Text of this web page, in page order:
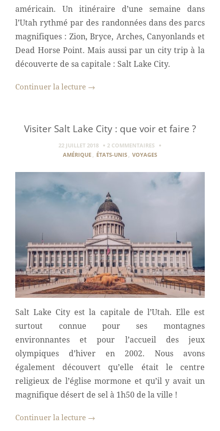
américain. Un itinéraire d’une semaine dans
l’Utah rythmé par des randonnées dans des parcs
magnifiques : Zion, Bryce, Arches, Canyonlands et
Dead Horse Point. Mais aussi par un city trip à la
découverte de sa capitale : Salt Lake City.
Continuer la lecture →
Visiter Salt Lake City : que voir et faire ?
22 JUILLET 2018
2 COMMENTAIRES
AMÉRIQUE , ÉTATS-UNIS , VOYAGES
Salt Lake City est la capitale de l’Utah. Elle est
surtout connue pour ses montagnes
environnantes et pour l’accueil des jeux
olympiques d’hiver en 2002. Nous avons
également découvert qu’elle était le centre
religieux de l’église mormone et qu’il y avait un
magnifique désert de sel à 1h50 de la ville !
Continuer la lecture →